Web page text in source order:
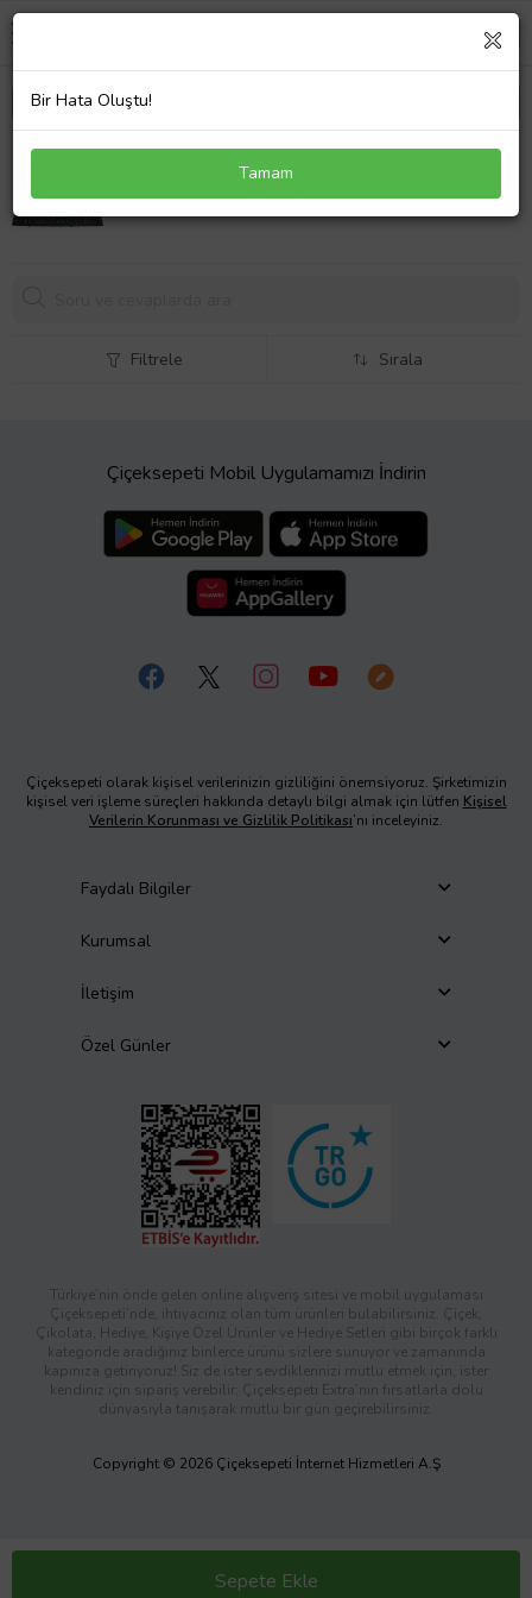
Sony Vaio VPC-F13Z1E/B Klavye Türkçe Siyah
1152,07 TL
Sepete Ekle
Filtrele Sırala
Çiçeksepeti Mobil Uygulamamızı İndirin
Çiçeksepeti olarak kişisel verilerinizin gizliliğini önemsiyoruz. Şirketimizin
kişisel veri işleme süreçleri hakkında detaylı bilgi almak için lütfen Kişisel
Verilerin Korunması ve Gizlilik Politikası’nı inceleyiniz.
Faydalı Bilgiler
Kurumsal
İletişim
Özel Günler
Türkiye’nin önde gelen online alışveriş sitesi ve mobil uygulaması
Çiçeksepeti’nde, ihtiyacınız olan tüm ürünleri bulabilirsiniz. Çiçek,
Çikolata, Hediye, Kişiye Özel Ürünler ve Hediye Setleri gibi birçok farklı
kategoride aradığınız binlerce ürünü sizlere sunuyor ve zamanında
kapınıza getiriyoruz! Siz de ister sevdiklerinizi mutlu etmek için, ister
kendiniz için sipariş verebilir; Çiçeksepeti Extra’nın fırsatlarla dolu
dünyasıyla tanışarak mutlu bir gün geçirebilirsiniz.
Copyright © 2026 Çiçeksepeti İnternet Hizmetleri A.Ş
Bir Hata Oluştu!
Tamam